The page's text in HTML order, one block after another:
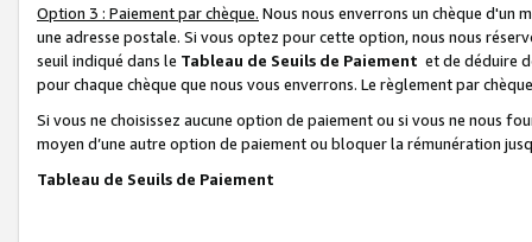
Option 3 : Paiement par chèque. Nous nous enverrons un chèque d'un
une adresse postale. Si vous optez pour cette option, nous nous
seuil indiqué dans le Tableau de Seuils de Paiement et de déduire
pour chaque chèque que nous vous enverrons. Le règlement par
Si vous ne choisissez aucune option de paiement ou si vous ne nous
moyen d’une autre option de paiement ou bloquer la rémunération
Tableau de Seuils de Paiement